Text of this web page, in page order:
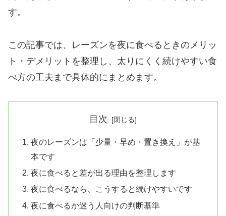
す。
この記事では、レーズンを夜に食べるときのメリッ
ト・デメリットを整理し、太りにくく続けやすい食
べ方の工夫まで具体的にまとめます。
目次
夜のレーズンは「少量・早め・置き換え」が基
本です
夜に食べると差が出る理由を整理します
夜に食べるなら、こうすると続けやすいです
夜に食べるか迷う人向けの判断基準